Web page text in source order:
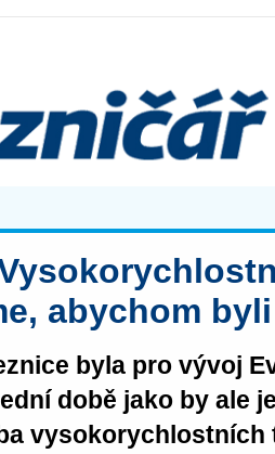
abychom
byla pro vývoj
době jako by ale